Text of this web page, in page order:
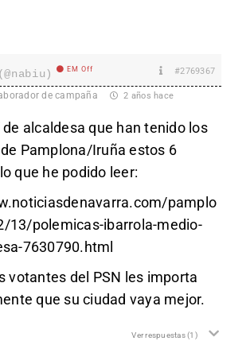
(@nabiu) EM Off #2769367
de campaña 2 años hace
de alcaldesa que han tenido los
Pamplona/Iruña estos 6
que he podido leer:
pamplo
13/polemicas-ibarrola-medio-
7630790.html
votantes del PSN les importa
que su ciudad vaya mejor.
Ver respuestas(1)